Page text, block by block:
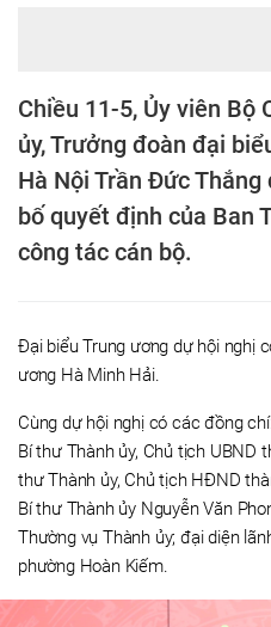
Chiều 11-5, Ủy viên Bộ
ủy, Trưởng đoàn đại
Hà Nội Trần Đức
bố quyết định của Ban
công tác cán bộ.
Đại biểu Trung ương dự hội nghị
ương Hà Minh Hải.
Cùng dự hội nghị có các đồng
Bí thư Thành ủy, Chủ tịch UBND
thư Thành ủy, Chủ tịch HĐND
Bí thư Thành ủy Nguyễn Văn
Thường vụ Thành ủy; đại diện
phường Hoàn Kiếm.